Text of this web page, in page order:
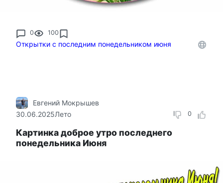
0 100
Открытки с последним понедельником июня
0
Евгений Мокрышев
30.06.2025Лето
Картинка доброе утро последнего
понедельника Июня